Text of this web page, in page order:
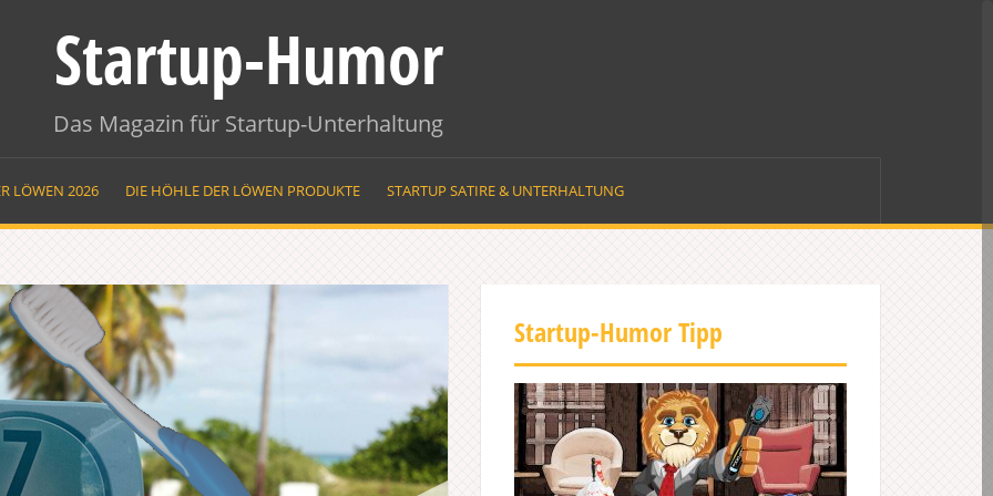
Startup-Humor
Das Magazin für Startup-Unterhaltung
LÖWEN 2026 DIE HÖHLE DER LÖWEN PRODUKTE STARTUP SATIRE & UNTERHALTUNG
Startup-Humor Tipp